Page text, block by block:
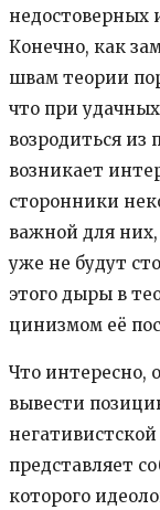
недостоверных
Конечно, как
швам теории
что при
возродиться из
возникает
сторонники
важной для
уже не будут
этого дыры в
цинизмом её
Что интересно,
вывести
представляет
которого